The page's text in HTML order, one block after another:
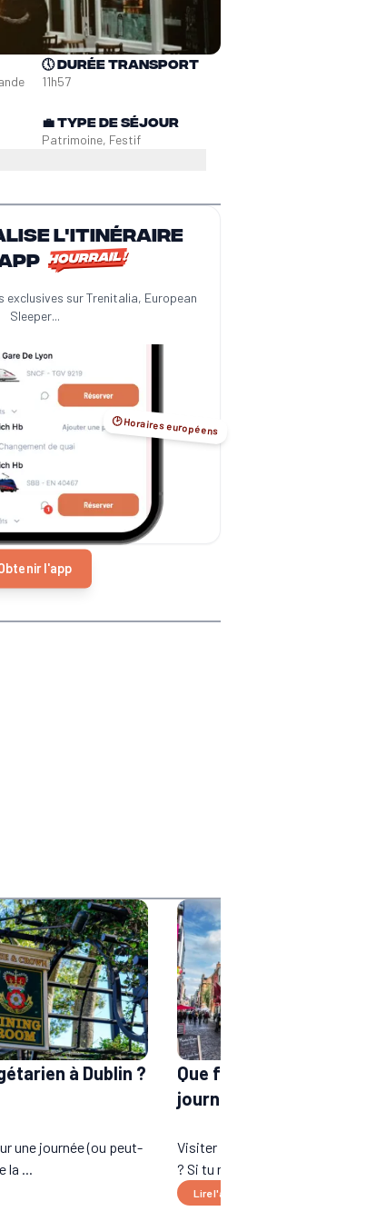
🕔Durée transport
11h57
💼Type de séjour
Patrimoine, Festif
l'itinéraire
exclusives sur Trenitalia, European
Sleeper...
🕑 Horaires européens
l'app
à Dublin ?
une journée (ou peut-
la ...
Que faire à Dublin en
journée ?
Visiter Dublin en 1 jour,
? Si tu n’as que 24h avan...
Lire l'article